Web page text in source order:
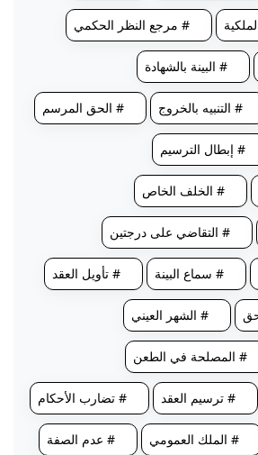
# مرجع النظر الحكمي
# البينة بالشهادة
# التنبيه بالخروج # الحق المرسم
# إبطال الترسيم
# الخلف الخاص
# التقاضي على درجتين
# سماع البينة # تأويل العقد
# الشهر العيني
# المصلحة في الطعن
# ترسيم العقد # تضارب الأحكام
# الملك العمومي # عدم الصفة